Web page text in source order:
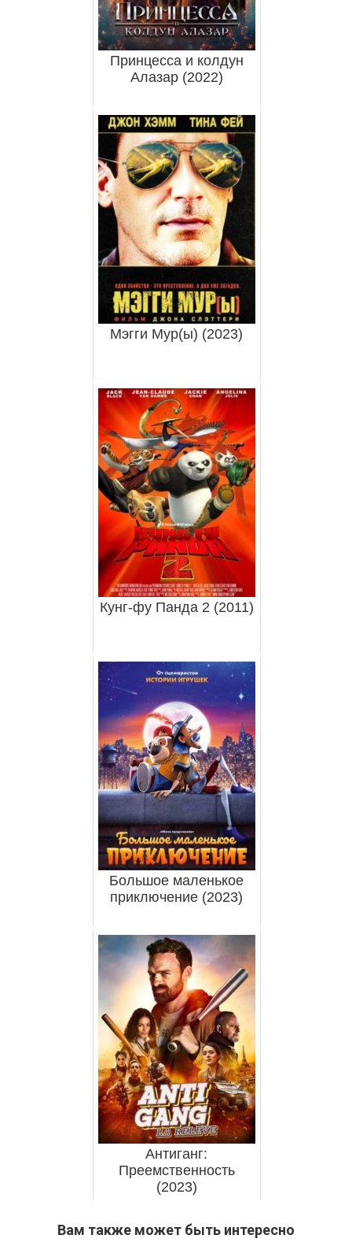
Принцесса и колдун
Алазар (2022)
Мэгги Мур(ы) (2023)
Кунг-фу Панда 2 (2011)
Большое маленькое
приключение (2023)
Антиганг:
Преемственность
(2023)
Вам также может быть интересно